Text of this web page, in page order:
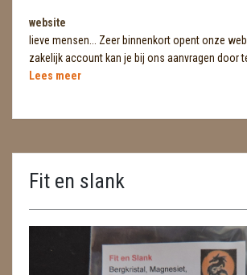
BROEKZAKSTENEN
CADEAUBONNEN
DIERTJES
DIVERSE
ENGELEN
GEODE 'S / STANDAARDS
website
lieve mensen... Zeer binnenkort opent onze
zakelijk account kan je bij ons aanvragen door
Lees meer
Fit en slank